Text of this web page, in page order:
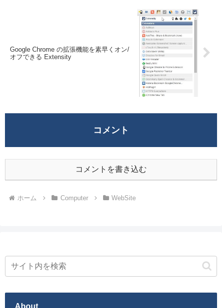
Google Chrome の拡張機能を素早くオン/
オフできる Extensity
コメント
コメントを書き込む
ホーム Computer WebSite
About